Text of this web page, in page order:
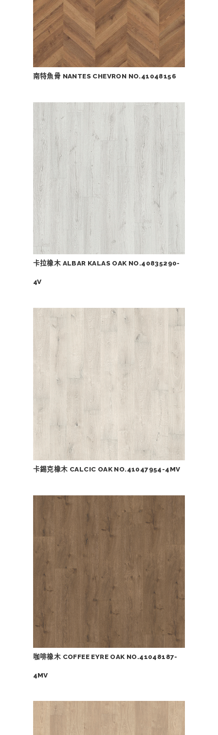
南特魚骨 NANTES CHEVRON NO.41048156
卡拉橡木 ALBAR KALAS OAK NO.40835290-
4V
卡錫克橡木 CALCIC OAK NO.41047954-4MV
咖啡橡木 COFFEE EYRE OAK NO.41048187-
4MV